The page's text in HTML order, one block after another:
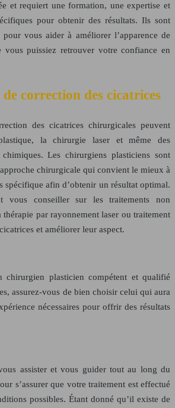
et requiert une formation, une expertise et
pour obtenir des résultats. Ils sont
pour vous aider à améliorer l’apparence de
vous puissiez retrouver votre confiance en
correction des cicatrices
des cicatrices chirurgicales peuvent
la chirurgie laser et même des
Les chirurgiens plasticiens sont
chirurgicale qui convient le mieux à
spécifique afin d’obtenir un résultat optimal.
vous conseiller sur lestraitements non
thérapie par rayonnement laser ou traitement
et améliorer leur aspect.
chirurgien plasticien compétent et qualifié
assurez-vous de bien choisir celui qui aura
nécessaires pour offrir des résultats
assister et vous guider tout au long du
s’assurer que votre traitement est effectué
possibles. Étant donné qu’il existe de